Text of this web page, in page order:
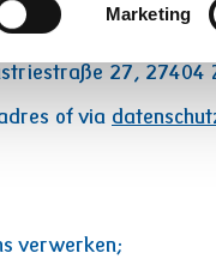
Marketing
27, 27404
of via
verwerken;